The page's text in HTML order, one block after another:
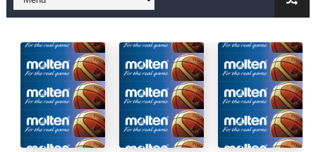
B ΕΦΗΒΩΝ F4 : Χάλκινο το Πέρα 71-56 την Δραπετσώνα στον
Στην National League 2 ο Μανδραϊκός 83-72 τον Εθνικό
Live streaming ΜΠΑΡΑΖ ΑΝΟΔΟΥ ΣΤΗΝ NL 2 : ΑΥΡΙΟ
Β΄ ΕΦΗΒΩΝ F4 : Εντυπωσιακός ο Ρέντης στον τελικό 104-77
FINAL 4 B EΦΗΒΩΝ : ΗΜΙΤΕΛΙΚΟΙ ΣΗΜΕΡΑ ΑΕ ΡΕΝΤΗ